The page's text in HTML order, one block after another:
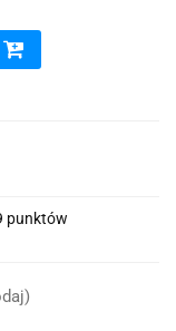
punktów